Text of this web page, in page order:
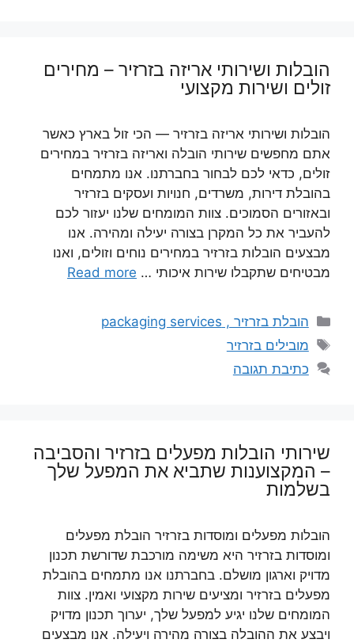
הובלות ושירותי אריזה בזרזיר – מחירים
זולים ושירות מקצועי
הובלות ושירותי אריזה בזרזיר — הכי זול בארץ כאשר
אתם מחפשים שירותי הובלה ואריזה בזרזיר במחירים
זולים, כדאי לכם לבחור בחברתנו. אנו מתמחים
בהובלת דירות, משרדים, חנויות ועסקים בזרזיר
ובאזורים הסמוכים. צוות המומחים שלנו יעזור לכם
להעביר את כל המקרן בצורה יעילה ומהירה. אנו
מבצעים הובלות בזרזיר במחירים נוחים וזולים, ואנו
מבטיחים שתקבלו שירות איכותי … Read more
קטגוריות
הובלת בזרזיר , packaging services
תגיות
מובילים בזרזיר
כתיבת תגובה
שירותי הובלות מפעלים בזרזיר והסביבה
– המקצוענות שתביא את המפעל שלך
בשלמות
הובלות מפעלים ומוסדות בזרזיר הובלת מפעלים
ומוסדות בזרזיר היא משימה מורכבת שדורשת תכנון
מדויק וארגון מושלם. בחברתנו אנו מתמחים בהובלת
מפעלים בזרזיר ומציעים שירות מקצועי ואמין. צוות
המומחים שלנו יגיע למפעל שלך, יערוך תכנון מדויק
ויבצע את ההובלה בצורה מהירה ויעילה. אנו מבצעים